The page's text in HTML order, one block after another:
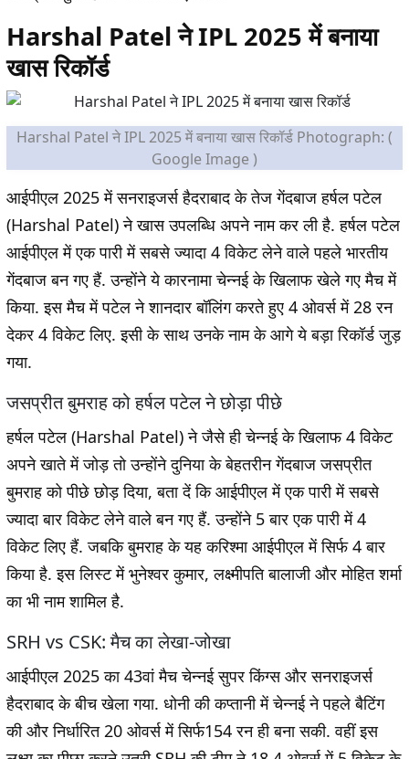
Harshal Patel ने IPL 2025 में बनाया
खास रिकॉर्ड
Harshal Patel ने IPL 2025 में बनाया खास रिकॉर्ड Photograph: (
Google Image )
आईपीएल 2025 में सनराइजर्स हैदराबाद के तेज गेंदबाज हर्षल पटेल
(Harshal Patel) ने खास उपलब्धि अपने नाम कर ली है. हर्षल पटेल
आईपीएल में एक पारी में सबसे ज्यादा 4 विकेट लेने वाले पहले भारतीय
गेंदबाज बन गए हैं. उन्होंने ये कारनामा चेन्नई के खिलाफ खेले गए मैच में
किया. इस मैच में पटेल ने शानदार बॉलिंग करते हुए 4 ओवर्स में 28 रन
देकर 4 विकेट लिए. इसी के साथ उनके नाम के आगे ये बड़ा रिकॉर्ड जुड़
गया.
जसप्रीत बुमराह को हर्षल पटेल ने छोड़ा पीछे
हर्षल पटेल (Harshal Patel) ने जैसे ही चेन्नई के खिलाफ 4 विकेट
अपने खाते में जोड़ तो उन्होंने दुनिया के बेहतरीन गेंदबाज जसप्रीत
बुमराह को पीछे छोड़ दिया, बता दें कि आईपीएल में एक पारी में सबसे
ज्यादा बार विकेट लेने वाले बन गए हैं. उन्होंने 5 बार एक पारी में 4
विकेट लिए हैं. जबकि बुमराह के यह करिश्मा आईपीएल में सिर्फ 4 बार
किया है. इस लिस्ट में भुनेश्वर कुमार, लक्ष्मीपति बालाजी और मोहित शर्मा
का भी नाम शामिल है.
SRH vs CSK: मैच का लेखा-जोखा
आईपीएल 2025 का 43वां मैच चेन्नई सुपर किंग्स और सनराइजर्स
हैदराबाद के बीच खेला गया. धोनी की कप्तानी में चेन्नई ने पहले बैटिंग
की और निर्धारित 20 ओवर्स में सिर्फ154 रन ही बना सकी. वहीं इस